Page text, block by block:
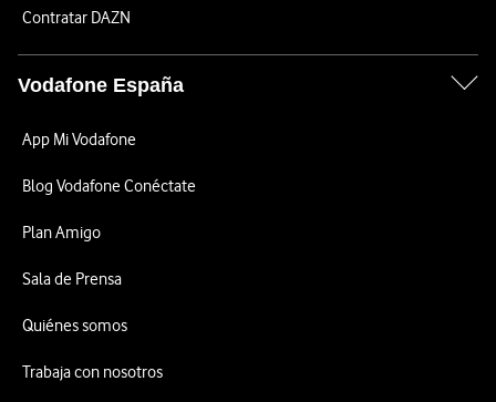
Contratar DAZN
Vodafone España
App Mi Vodafone
Blog Vodafone Conéctate
Plan Amigo
Sala de Prensa
Quiénes somos
Trabaja con nosotros